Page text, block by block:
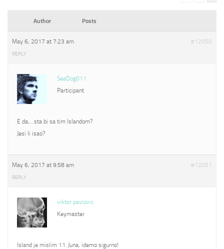
Author Posts
May 6, 2017 at 7:23 am #12050
REPLY
SeaDog011
Participant
E da,…sta bi sa tim Islandom?
Jesi li isao?
May 6, 2017 at 9:58 am #12051
REPLY
viktor pavlovic
Keymaster
Island je mislim 11. Juna, idemo sigurno!